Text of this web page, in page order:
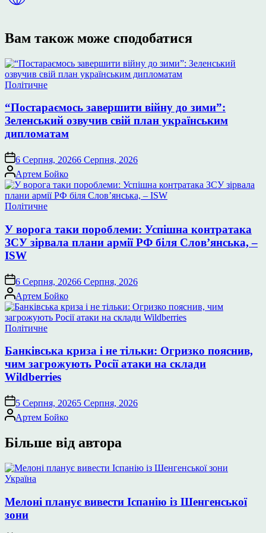
Вам також може сподобатися
Опублікувати
Політичне
“Постараємось завершити війну до зими”:
Зеленський озвучив свій план українським
дипломатам
6 Серпня, 20266 Серпня, 2026
Опубліковано
Артем Бойко
Опублікувати
Політичне
У ворога таки пороблеми: Успішна контратака
ЗСУ зірвала плани армії РФ біля Слов’янська, –
ISW
6 Серпня, 20266 Серпня, 2026
Опубліковано
Артем Бойко
Опублікувати
Політичне
Банківська криза і не тільки: Огризко пояснив,
чим загрожують Росії атаки на склади
Wildberries
5 Серпня, 20265 Серпня, 2026
Опубліковано
Артем Бойко
Більше від автора
Опублікувати
Україна
Мелоні планує вивести Іспанію із Шенгенської
зони